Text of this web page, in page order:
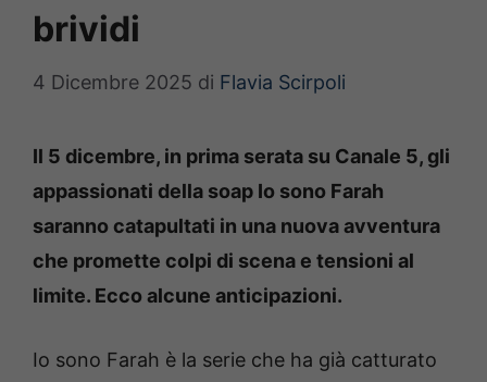
brividi
4 Dicembre 2025 di Flavia Scirpoli
Il 5 dicembre, in prima serata su Canale 5, gli
appassionati della soap Io sono Farah
saranno catapultati in una nuova avventura
che promette colpi di scena e tensioni al
limite. Ecco alcune anticipazioni.
Io sono Farah è la serie che ha già catturato